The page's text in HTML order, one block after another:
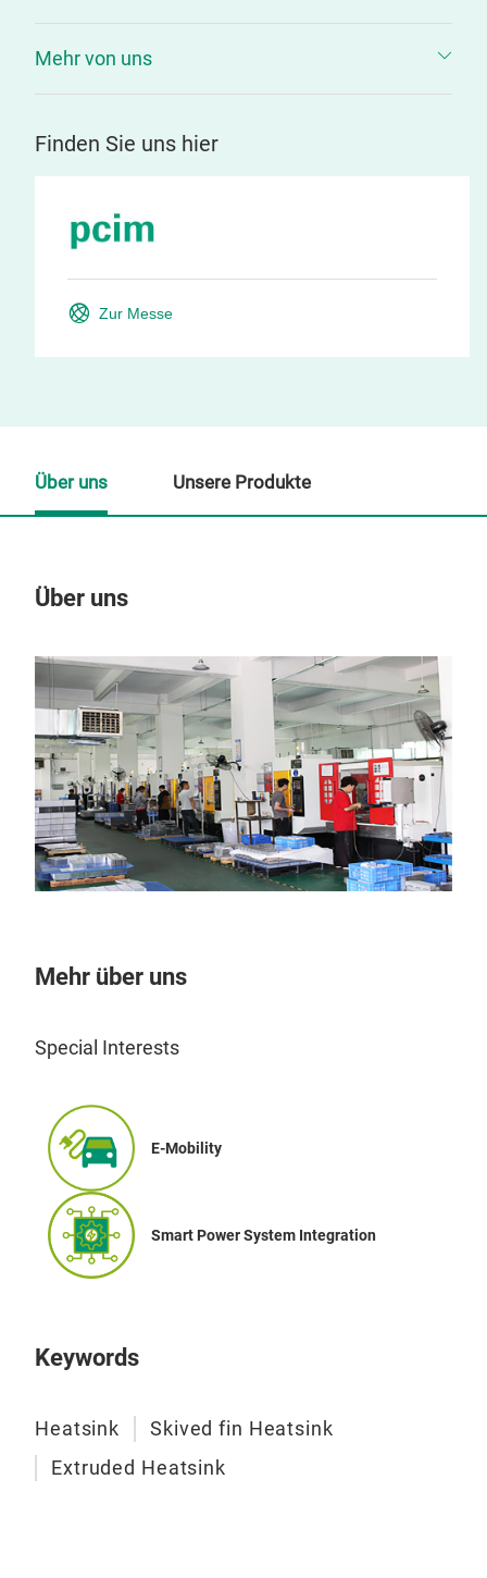
Mehr von uns
Finden Sie uns hier
Zur Messe
Über uns
Mehr über uns
Special Interests
E-Mobility
Smart Power System Integration
Keywords
Heatsink
Skived fin Heatsink
Extruded Heatsink
Über uns Unsere Produkte